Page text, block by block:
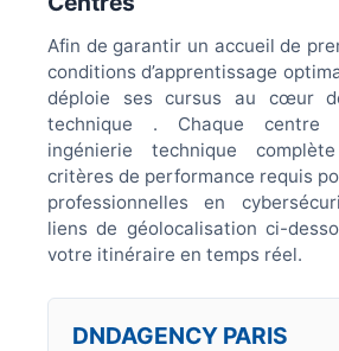
Afin de garantir un accueil de
conditions d’apprentissage
déploie ses cursus au cœur
technique . Chaque centre
ingénierie technique
critères de performance requis
professionnelles en
liens de géolocalisation ci-
votre itinéraire en temps réel.
DNDAGENCY PARIS